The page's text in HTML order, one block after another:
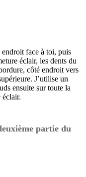
face à toi, puis
éclair, les dents du
côté endroit vers
J’utilise un
ensuite sur toute la
éclair.
partie du